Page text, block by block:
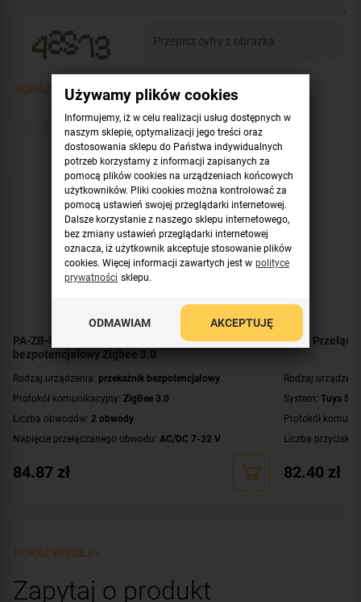
DODAJ OPINIĘ >
Sprawdź również
PA-ZB-RELAY01 PulsON Uniwersalny przekaźnik
bezpotencjałowy Zigbee 3.0
Rodzaj urządzenia: przekaźnik bezpotencjałowy
Protokół komunikacyjny: ZigBee 3.0
Liczba obwodów: 2 obwody
Napięcie przełączanego obwodu: AC/DC 7-32 V
Styki:COM,NC
84.87 zł
T578
Rodzaj
System: Tuya
Protokół
Liczba
82.40 zł
POKAŻ WIĘCEJ >
Zapytaj o produkt
Używamy plików cookies
Informujemy, iż w celu realizacji usług dostępnych w
naszym sklepie, optymalizacji jego treści oraz
dostosowania sklepu do Państwa indywidualnych
potrzeb korzystamy z informacji zapisanych za
pomocą plików cookies na urządzeniach końcowych
użytkowników. Pliki cookies można kontrolować za
pomocą ustawień swojej przeglądarki internetowej.
Dalsze korzystanie z naszego sklepu internetowego,
bez zmiany ustawień przeglądarki internetowej
oznacza, iż użytkownik akceptuje stosowanie plików
cookies. Więcej informacji zawartych jest w polityce
prywatności sklepu.
ODMAWIAM AKCEPTUJĘ